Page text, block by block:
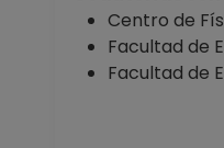
Centro de
Facultad de
Facultad de